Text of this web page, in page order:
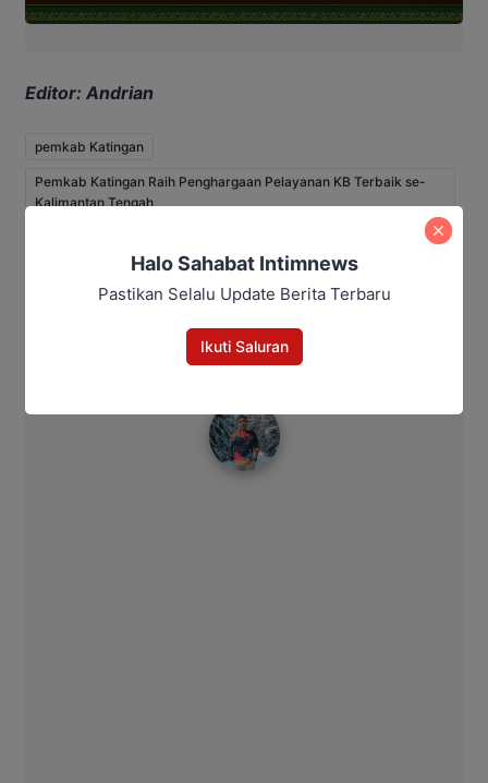
Editor: Andrian
pemkab Katingan
Pemkab Katingan Raih Penghargaan Pelayanan KB Terbaik se-
Kalimantan Tengah
Halo Sahabat Intimnews
Pastikan Selalu Update Berita Terbaru
Ikuti Saluran